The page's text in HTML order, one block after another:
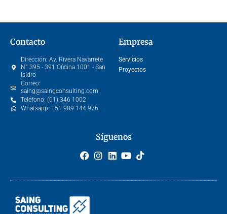
Contacto
Dirección: Av. Rivera Navarrete
N° 395 - 391 Oficina 1001 - San
Isidro
Correo:
saing@saingconsulting.com
Teléfono: (01) 346 1002
Whatsapp: +51 989 144 976
Empresa
Servicios
Proyectos
Síguenos